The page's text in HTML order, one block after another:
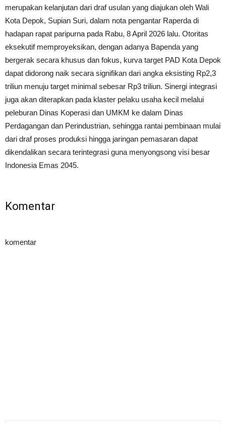
merupakan kelanjutan dari draf usulan yang diajukan oleh Wali
Kota Depok, Supian Suri, dalam nota pengantar Raperda di
hadapan rapat paripurna pada Rabu, 8 April 2026 lalu. Otoritas
eksekutif memproyeksikan, dengan adanya Bapenda yang
bergerak secara khusus dan fokus, kurva target PAD Kota Depok
dapat didorong naik secara signifikan dari angka eksisting Rp2,3
triliun menuju target minimal sebesar Rp3 triliun. Sinergi integrasi
juga akan diterapkan pada klaster pelaku usaha kecil melalui
peleburan Dinas Koperasi dan UMKM ke dalam Dinas
Perdagangan dan Perindustrian, sehingga rantai pembinaan mulai
dari draf proses produksi hingga jaringan pemasaran dapat
dikendalikan secara terintegrasi guna menyongsong visi besar
Indonesia Emas 2045.
Komentar
komentar